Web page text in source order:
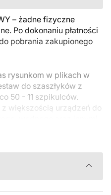
– żadne fizyczne
Po dokonaniu płatności
pobrania zakupionego
rysunkom w plikach w
do szaszłyków z
50 - 11 szpikulców.
większością urządzeń do
edytować lub
Adobe Illustrator,
do edycji wektorowej.